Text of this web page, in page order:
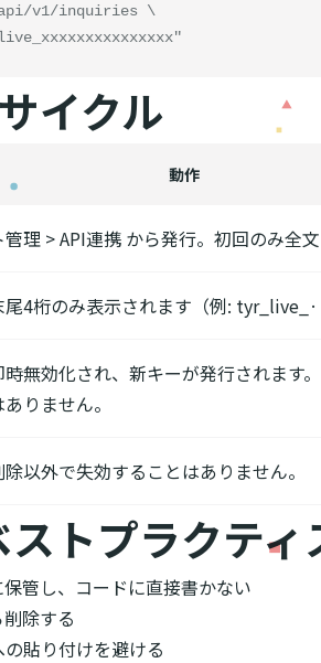
v1/inquiries \
イクル
動作
理 > API連携 から発行。初回のみ全
尾4桁のみ表示されます（例:
無効化され、新キーが発行されます。
りません。
以外で失効することはありません。
トプラクティ
管し、コードに直接書かない
除する
貼り付けを避ける